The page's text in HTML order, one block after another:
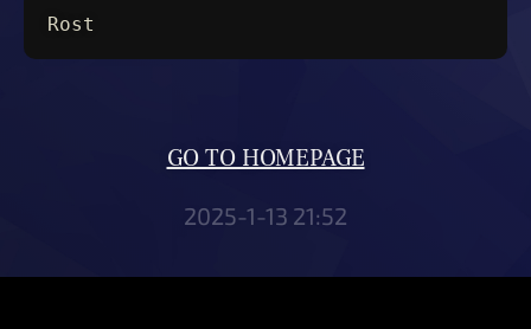
Rost
GO TO HOMEPAGE
2025-1-13 21:52